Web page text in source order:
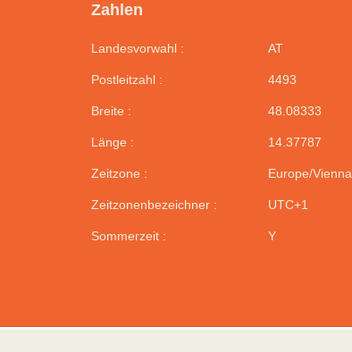
Zahlen
Landesvorwahl : AT
Postleitzahl : 4493
Breite : 48.08333
Länge : 14.37787
Zeitzone : Europe/Vienna
Zeitzonenbezeichner : UTC+1
Sommerzeit : Y